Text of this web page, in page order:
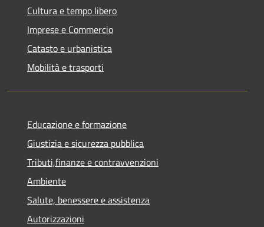
Cultura e tempo libero
Imprese e Commercio
Catasto e urbanistica
Mobilità e trasporti
Educazione e formazione
Giustizia e sicurezza pubblica
Tributi,finanze e contravvenzioni
Ambiente
Salute, benessere e assistenza
Autorizzazioni